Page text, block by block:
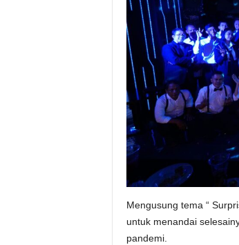
Mengusung tema “
untuk menandai
pandemi.